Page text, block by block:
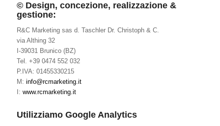
© Design, concezione, realizzazione &
gestione:
R&C Marketing sas d. Taschler Dr. Christoph & C.
via Althing 32
I-39031 Brunico (BZ)
Tel. +39 0474 552 032
P.IVA: 01455330215
M: info@rcmarketing.it
I: www.rcmarketing.it
Utilizziamo Google Analytics